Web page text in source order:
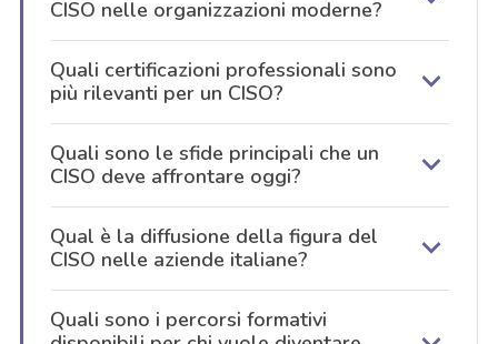
CISO nelle organizzazioni moderne?
Quali certificazioni professionali sono
più rilevanti per un CISO?
Quali sono le sfide principali che un
CISO deve affrontare oggi?
Qual è la diffusione della figura del
CISO nelle aziende italiane?
Quali sono i percorsi formativi